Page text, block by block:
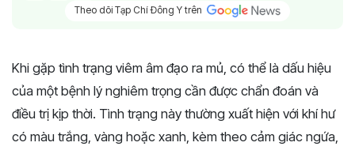
Theo dõi Tạp Chí Đông Y trên
Khi gặp tình trạng viêm âm đạo ra mủ, có thể là dấu hiệu
của một bệnh lý nghiêm trọng cần được chẩn đoán và
điều trị kịp thời. Tình trạng này thường xuất hiện với khí hư
có màu trắng, vàng hoặc xanh, kèm theo cảm giác ngứa,